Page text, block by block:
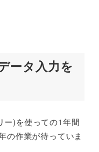
ータ入力を
ー)を使っての1年間
の作業が待っていま